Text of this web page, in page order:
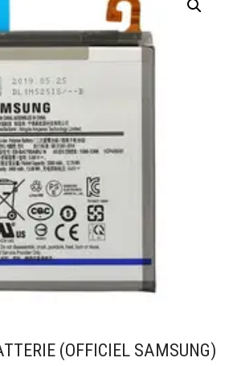
(OFFICIEL SAMSUNG)